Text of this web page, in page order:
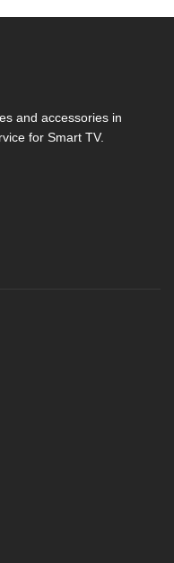
and accessories in
for Smart TV.